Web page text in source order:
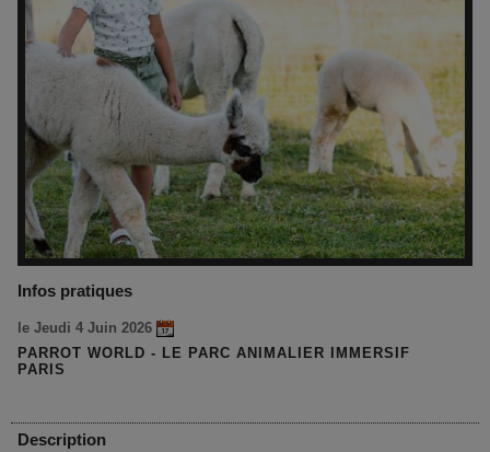
Infos pratiques
le Jeudi 4 Juin 2026
PARROT WORLD - LE PARC ANIMALIER IMMERSIF
PARIS
Description